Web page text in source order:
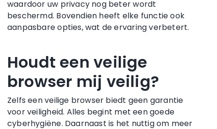
waardoor uw privacy nog beter wordt
beschermd. Bovendien heeft elke functie ook
aanpasbare opties, wat de ervaring verbetert.
Houdt een veilige
browser mij veilig?
Zelfs een veilige browser biedt geen garantie
voor veiligheid. Alles begint met een goede
cyberhygiëne. Daarnaast is het nuttig om meer